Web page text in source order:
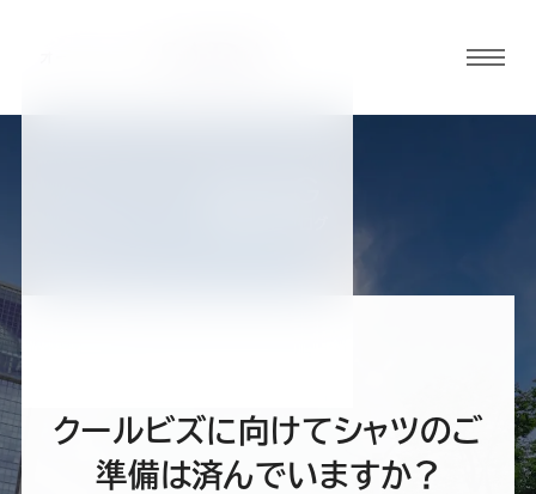
ダ
ー
ダ ダ
ー
ダ
ダ
クールビズに向けてシャツのご
準備は済んでいますか？